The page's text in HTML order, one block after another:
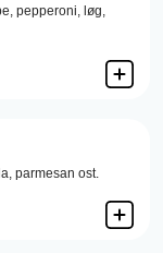
pepperoni, løg,
parmesan ost.